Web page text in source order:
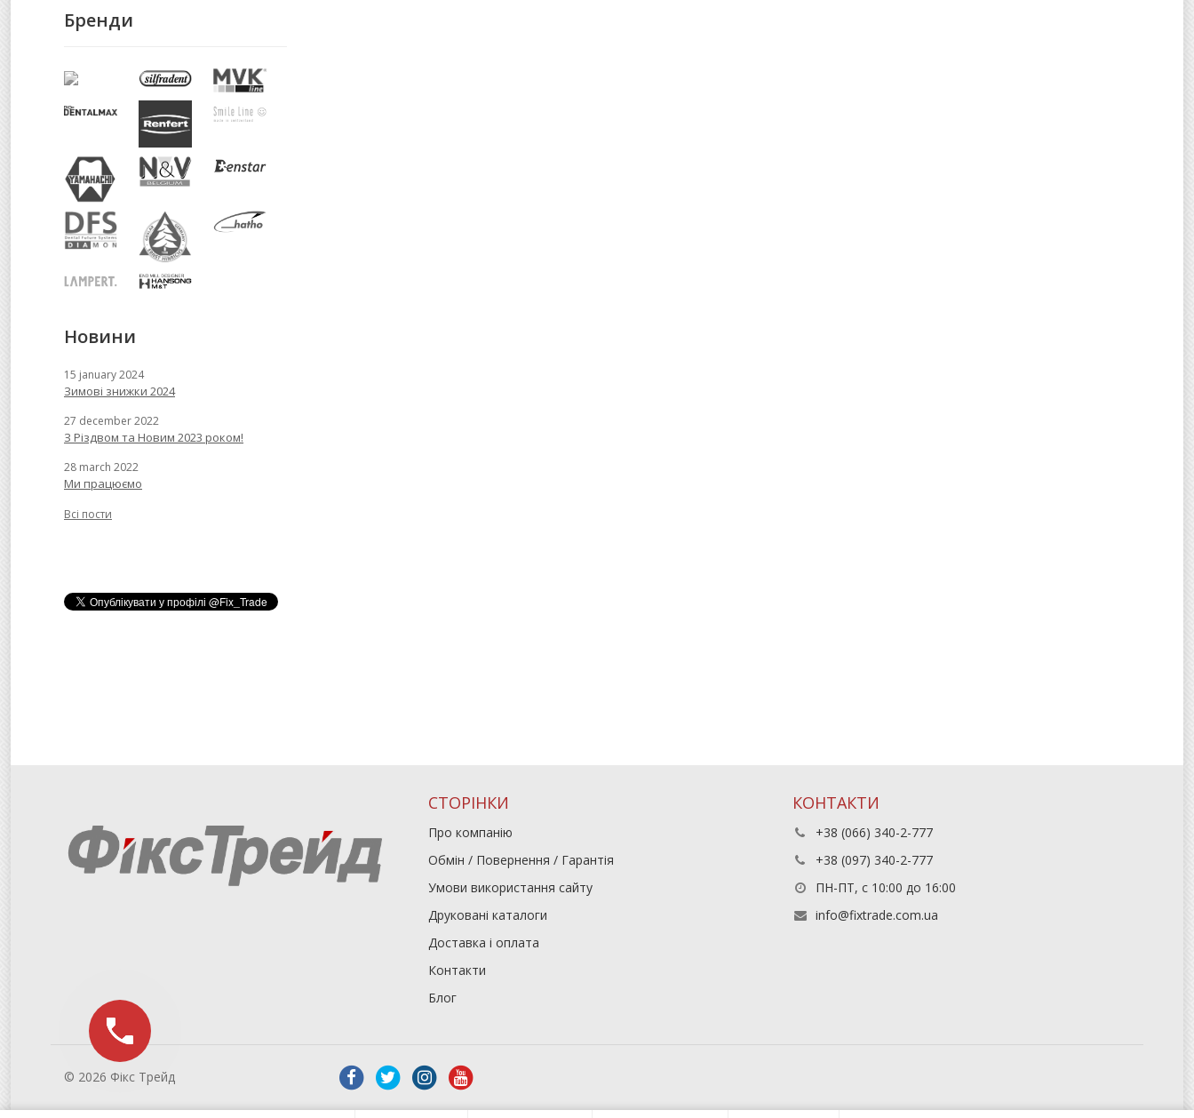
Бренди
Новини
15 january 2024
Зимові знижки 2024
27 december 2022
З Різдвом та Новим 2023 роком!
28 march 2022
Ми працюємо
Всі пости
СТОРІНКИ
Про компанію
Обмін / Повернення / Гарантія
Умови використання сайту
Друковані каталоги
Доставка і оплата
Контакти
Блог
КОНТАКТИ
+38 (066) 340-2-777
+38 (097) 340-2-777
ПН-ПТ, с 10:00 до 16:00
info@fixtrade.com.ua
© 2026 Фікс Трейд